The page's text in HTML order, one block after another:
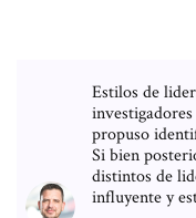
Estilos de
propuso
Si bien
distintos de
influyente y